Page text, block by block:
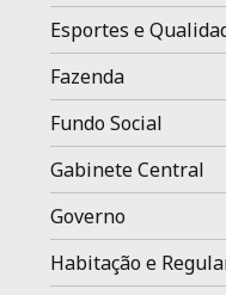
Esportes e
Fazenda
Fundo Social
Gabinete Central
Governo
Habitação e